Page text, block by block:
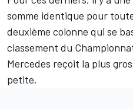
somme identique pour
deuxième colonne qui se
classement du
Mercedes reçoit la plus
petite.